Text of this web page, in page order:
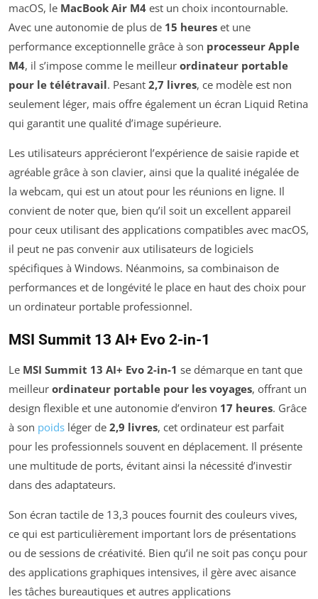
macOS, le MacBook Air M4 est un choix incontournable.
Avec une autonomie de plus de 15 heures et une
performance exceptionnelle grâce à son processeur Apple
M4, il s’impose comme le meilleur ordinateur portable
pour le télétravail. Pesant 2,7 livres, ce modèle est non
seulement léger, mais offre également un écran Liquid Retina
qui garantit une qualité d’image supérieure.
Les utilisateurs apprécieront l’expérience de saisie rapide et
agréable grâce à son clavier, ainsi que la qualité inégalée de
la webcam, qui est un atout pour les réunions en ligne. Il
convient de noter que, bien qu’il soit un excellent appareil
pour ceux utilisant des applications compatibles avec macOS,
il peut ne pas convenir aux utilisateurs de logiciels
spécifiques à Windows. Néanmoins, sa combinaison de
performances et de longévité le place en haut des choix pour
un ordinateur portable professionnel.
MSI Summit 13 AI+ Evo 2-in-1
Le MSI Summit 13 AI+ Evo 2-in-1 se démarque en tant que
meilleur ordinateur portable pour les voyages, offrant un
design flexible et une autonomie d’environ 17 heures. Grâce
à son poids léger de 2,9 livres, cet ordinateur est parfait
pour les professionnels souvent en déplacement. Il présente
une multitude de ports, évitant ainsi la nécessité d’investir
dans des adaptateurs.
Son écran tactile de 13,3 pouces fournit des couleurs vives,
ce qui est particulièrement important lors de présentations
ou de sessions de créativité. Bien qu’il ne soit pas conçu pour
des applications graphiques intensives, il gère avec aisance
les tâches bureautiques et autres applications